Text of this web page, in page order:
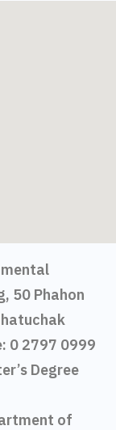
50 Phahon
0 2797 0999
Degree
of